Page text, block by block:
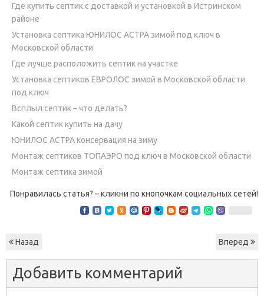
Где купить септик с доставкой и установкой в Истринском
районе
Установка септика ЮНИЛОС АСТРА зимой под ключ в
Московской области
Где лучше расположить септик на участке
Установка септиков ЕВРОЛОС зимой в Московской области
под ключ
Всплыл септик – что делать?
Какой септик купить на дачу
ЮНИЛОС АСТРА консервация на зиму
Монтаж септиков ТОПАЭРО под ключ в Московской области
Монтаж септика зимой
Понравилась статья? – кликни по кнопочкам социальных сетей!
Назад Вперед
Добавить комментарий